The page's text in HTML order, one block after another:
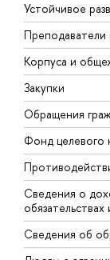
Устойчивое
Преподаватели
Корпуса и
Закупки
Обращения
Фонд целевого
Сведения о
Сведения об